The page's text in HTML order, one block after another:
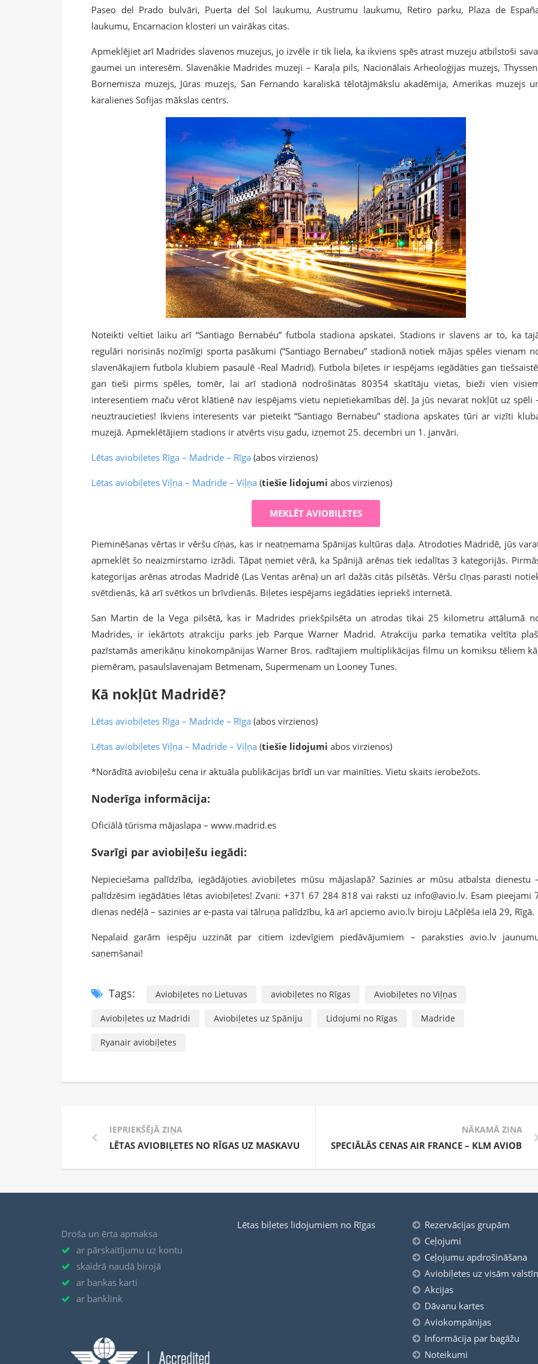
Paseo del Prado bulvāri, Puerta del Sol laukumu, Austrumu laukumu, Retiro parku, Plaza de
laukumu, Encarnacion klosteri un vairākas citas.
Apmeklējiet arī Madrides slavenos muzejus, jo izvēle ir tik liela, ka ikviens spēs atrast muzeju atbilstoši
gaumei un interesēm. Slavenākie Madrides muzeji – Karaļa pils, Nacionālais Arheoloģijas muzejs,
Bornemisza muzejs, Jūras muzejs, San Fernando karaliskā tēlotājmākslu akadēmija, Amerikas muzejs
karalienes Sofijas mākslas centrs.
Noteikti veltiet laiku arī “Santiago Bernabéu” futbola stadiona apskatei. Stadions ir slavens ar to, ka
regulāri norisinās nozīmīgi sporta pasākumi (“Santiago Bernabeu” stadionā notiek mājas spēles vienam
slavenākajiem futbola klubiem pasaulē -Real Madrid). Futbola biļetes ir iespējams iegādāties gan
gan tieši pirms spēles, tomēr, lai arī stadionā nodrošinātas 80354 skatītāju vietas, bieži vien
interesentiem maču vērot klātienē nav iespējams vietu nepietiekamības dēļ. Ja jūs nevarat nokļūt uz spēli
neuztraucieties! Ikviens interesents var pieteikt “Santiago Bernabeu” stadiona apskates tūri ar vizīti
muzejā. Apmeklētājiem stadions ir atvērts visu gadu, izņemot 25. decembri un 1. janvāri.
Lētas aviobiļetes Rīga – Madride – Rīga (abos virzienos)
Lētas aviobiļetes Viļņa – Madride – Viļņa (tiešie lidojumi abos virzienos)
MEKLĒT AVIOBIĻETES
Pieminēšanas vērtas ir vēršu cīņas, kas ir neatņemama Spānijas kultūras daļa. Atrodoties Madridē, jūs
apmeklēt šo neaizmirstamo izrādi. Tāpat ņemiet vērā, ka Spānijā arēnas tiek iedalītas 3 kategorijās.
kategorijas arēnas atrodas Madridē (Las Ventas arēna) un arī dažās citās pilsētās. Vēršu cīņas parasti
svētdienās, kā arī svētkos un brīvdienās. Biļetes iespējams iegādāties iepriekš internetā.
San Martin de la Vega pilsētā, kas ir Madrides priekšpilsēta un atrodas tikai 25 kilometru attālumā
Madrides, ir iekārtots atrakciju parks jeb Parque Warner Madrid. Atrakciju parka tematika veltīta
pazīstamās amerikāņu kinokompānijas Warner Bros. radītajiem multiplikācijas filmu un komiksu tēliem
piemēram, pasaulslavenajam Betmenam, Supermenam un Looney Tunes.
Kā nokļūt Madridē?
Lētas aviobiļetes Rīga – Madride – Rīga (abos virzienos)
Lētas aviobiļetes Viļņa – Madride – Viļņa (tiešie lidojumi abos virzienos)
*Norādītā aviobiļešu cena ir aktuāla publikācijas brīdī un var mainīties. Vietu skaits ierobežots.
Noderīga informācija:
Oficiālā tūrisma mājaslapa – www.madrid.es
Svarīgi par aviobiļešu iegādi:
Nepieciešama palīdzība, iegādājoties aviobiļetes mūsu mājaslapā? Sazinies ar mūsu atbalsta dienestu
palīdzēsim iegādāties lētas aviobiļetes! Zvani: +371 67 284 818 vai raksti uz info@avio.lv. Esam pieejami
dienas nedēļā – sazinies ar e-pasta vai tālruņa palīdzību, kā arī apciemo avio.lv biroju Lāčplēša ielā 29, Rīgā.
Nepalaid garām iespēju uzzināt par citiem izdevīgiem piedāvājumiem – paraksties avio.lv
saņemšanai!
Tags: Aviobiļetes no Lietuvas aviobiļetes no Rīgas Aviobiļetes no Viļņas
Aviobiļetes uz Madridi Aviobiļetes uz Spāniju Lidojumi no Rīgas Madride
Ryanair aviobiļetes
IEPRIEKŠĒJĀ ZIŅA
LĒTAS AVIOBIĻETES NO RĪGAS UZ MASKAVU
NĀKAMĀ ZIŅA
SPECIĀLĀS CENAS AIR FRANCE – KLM
Droša un ērta apmaksa
ar pārskaitījumu uz kontu
skaidrā naudā birojā
ar bankas karti
ar banklink
Lētas biļetes lidojumiem no Rīgas
Rezervācijas grupām
Ceļojumi
Ceļojumu apdrošināšana
Aviobiļetes uz visām
Akcijas
Dāvanu kartes
Aviokompānijas
Informācija par bagāžu
Noteikumi